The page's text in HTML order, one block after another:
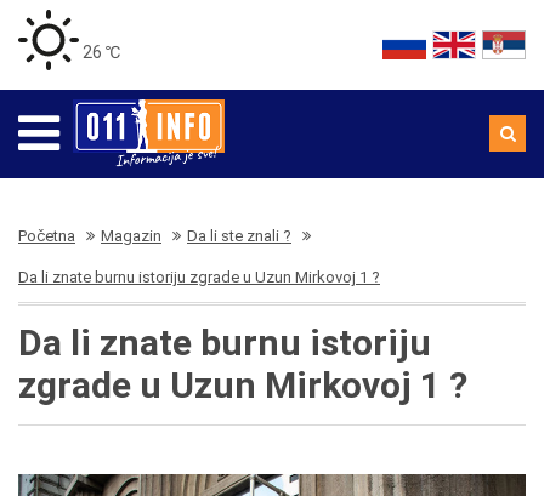
26 ℃
Početna Magazin Da li ste znali ?
Da li znate burnu istoriju zgrade u Uzun Mirkovoj 1 ?
Da li znate burnu istoriju
zgrade u Uzun Mirkovoj 1 ?